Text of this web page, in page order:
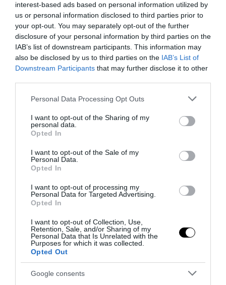
interest-based ads based on personal information utilized by
us or personal information disclosed to third parties prior to
your opt-out. You may separately opt-out of the further
disclosure of your personal information by third parties on the
IAB’s list of downstream participants. This information may
also be disclosed by us to third parties on the IAB’s List of
Downstream Participants that may further disclose it to other
Please note that this website/app uses one or more Google
not limited to your visit or usage behaviour. You may click to
grant or deny consent to Google and its third-party tags to
use your data for below specified purposes in below Google
consent section.
Personal Data Processing Opt Outs
I want to opt-out of the Sharing of my
personal data.
Opted In
I want to opt-out of the Sale of my
Personal Data.
Opted In
I want to opt-out of processing my
Personal Data for Targeted Advertising.
Opted In
I want to opt-out of Collection, Use,
Retention, Sale, and/or Sharing of my
Personal Data that Is Unrelated with the
Purposes for which it was collected.
Opted Out
Google consents
ΔΙΑΔΩΣΤΕ ΤΟ ΑΡΘΡΟ
TRAVEL 10:20
Οι πιο παράξενες σιδηροδρομικές διαδρομές του
κόσμου
ΔΙΕΘΝΗΣ ΑΣΦΑΛΕΙΑ 10:12
Η Ισπανία νομιμοποιεί παράνομους μετανάστες
από την Αφρική – Για αυτή την Ρωσίδα όμως
επέλεξαν την απέλαση